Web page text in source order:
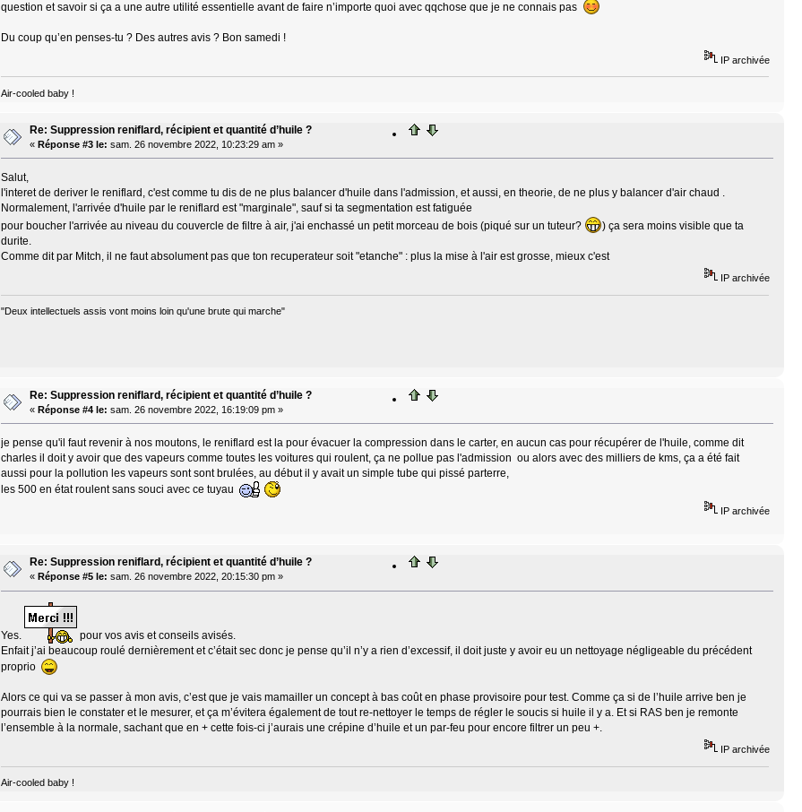
question et savoir si ça a une autre utilité essentielle avant de faire n’importe quoi avec qqchose que je ne connais pas
Du coup qu’en penses-tu ? Des autres avis ? Bon samedi !
IP archivée
Air-cooled baby !
Re: Suppression reniflard, récipient et quantité d’huile ?
« Réponse #3 le: sam. 26 novembre 2022, 10:23:29 am »
Salut,
l'interet de deriver le reniflard, c'est comme tu dis de ne plus balancer d'huile dans l'admission, et aussi, en theorie, de ne plus y balancer d'air chaud .
Normalement, l'arrivée d'huile par le reniflard est "marginale", sauf si ta segmentation est fatiguée
pour boucher l'arrivée au niveau du couvercle de filtre à air, j'ai enchassé un petit morceau de bois (piqué sur un tuteur?
) ça sera moins visible que ta
durite.
Comme dit par Mitch, il ne faut absolument pas que ton recuperateur soit "etanche" : plus la mise à l'air est grosse, mieux c'est
IP archivée
"Deux intellectuels assis vont moins loin qu'une brute qui marche"
Re: Suppression reniflard, récipient et quantité d’huile ?
« Réponse #4 le: sam. 26 novembre 2022, 16:19:09 pm »
je pense qu'il faut revenir à nos moutons, le reniflard est la pour évacuer la compression dans le carter, en aucun cas pour récupérer de l'huile, comme dit
charles il doit y avoir que des vapeurs comme toutes les voitures qui roulent, ça ne pollue pas l'admission ou alors avec des milliers de kms, ça a été fait
aussi pour la pollution les vapeurs sont sont brulées, au début il y avait un simple tube qui pissé parterre,
les 500 en état roulent sans souci avec ce tuyau
IP archivée
Re: Suppression reniflard, récipient et quantité d’huile ?
« Réponse #5 le: sam. 26 novembre 2022, 20:15:30 pm »
Yes.
pour vos avis et conseils avisés.
Enfait j’ai beaucoup roulé dernièrement et c’était sec donc je pense qu’il n’y a rien d’excessif, il doit juste y avoir eu un nettoyage négligeable du précédent
proprio
Alors ce qui va se passer à mon avis, c’est que je vais mamailler un concept à bas coût en phase provisoire pour test. Comme ça si de l’huile arrive ben je
pourrais bien le constater et le mesurer, et ça m’évitera également de tout re-nettoyer le temps de régler le soucis si huile il y a. Et si RAS ben je remonte
l’ensemble à la normale, sachant que en + cette fois-ci j’aurais une crépine d’huile et un par-feu pour encore filtrer un peu +.
IP archivée
Air-cooled baby !